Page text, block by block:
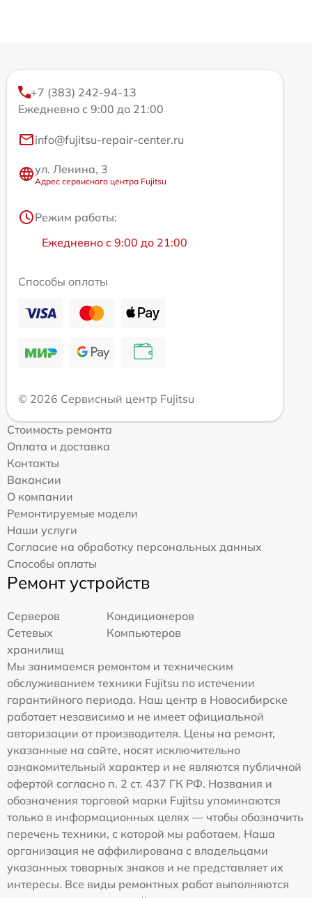
+7 (383) 242-94-13
Ежедневно с 9:00 до 21:00
info@fujitsu-repair-center.ru
ул. Ленина, 3
Адрес сервисного центра Fujitsu
Режим работы:
Ежедневно с 9:00 до 21:00
Способы оплаты
© 2026 Сервисный центр Fujitsu
Стоимость ремонта
Оплата и доставка
Контакты
Вакансии
О компании
Ремонтируемые модели
Наши услуги
Согласие на обработку персональных данных
Способы оплаты
Ремонт устройств
Серверов
Кондиционеров
Сетевых
хранилищ
Компьютеров
Мы занимаемся ремонтом и техническим
обслуживанием техники Fujitsu по истечении
гарантийного периода. Наш центр в Новосибирске
работает независимо и не имеет официальной
авторизации от производителя. Цены на ремонт,
указанные на сайте, носят исключительно
ознакомительный характер и не являются публичной
офертой согласно п. 2 ст. 437 ГК РФ. Названия и
обозначения торговой марки Fujitsu упоминаются
только в информационных целях — чтобы обозначить
перечень техники, с которой мы работаем. Наша
организация не аффилирована с владельцами
указанных товарных знаков и не представляет их
интересы. Все виды ремонтных работ выполняются